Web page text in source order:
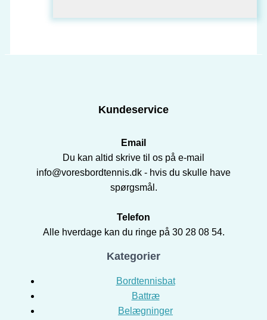
Kundeservice
Email
Du kan altid skrive til os på e-mail
info@voresbordtennis.dk - hvis du skulle have
spørgsmål.
Telefon
Alle hverdage kan du ringe på 30 28 08 54.
Kategorier
Bordtennisbat
Battræ
Belægninger